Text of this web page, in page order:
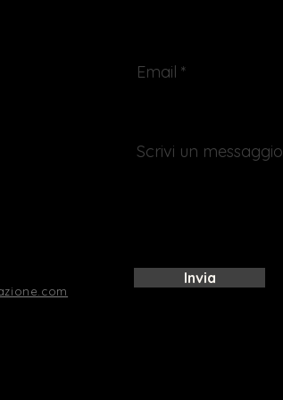
Email
Scrivi un messaggio
Invia